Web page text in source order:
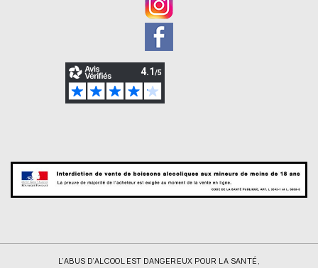
L’ABUS D’ALCOOL EST DANGEREUX POUR LA SANTÉ,